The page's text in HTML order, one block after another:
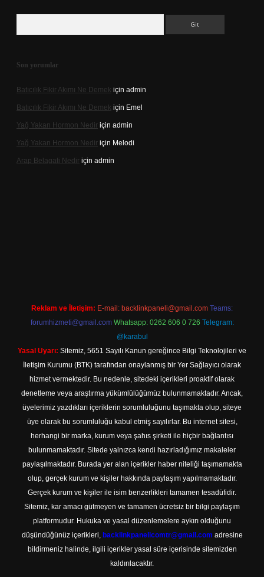
Son yorumlar
Batıcılık Fikir Akımı Ne Demek için admin
Batıcılık Fikir Akımı Ne Demek için Emel
Yağ Yakan Hormon Nedir için admin
Yağ Yakan Hormon Nedir için Melodi
Arap Belagati Nedir için admin
Reklam ve İletişim: E-mail: backlinkpaneli@gmail.com Teams:
forumhizmeti@gmail.com Whatsapp: 0262 606 0 726 Telegram:
@karabul
Yasal Uyarı: Sitemiz, 5651 Sayılı Kanun gereğince Bilgi Teknolojileri ve
İletişim Kurumu (BTK) tarafından onaylanmış bir Yer Sağlayıcı olarak
hizmet vermektedir. Bu nedenle, sitedeki içerikleri proaktif olarak
denetleme veya araştırma yükümlülüğümüz bulunmamaktadır. Ancak,
üyelerimiz yazdıkları içeriklerin sorumluluğunu taşımakta olup, siteye
üye olarak bu sorumluluğu kabul etmiş sayılırlar. Bu internet sitesi,
herhangi bir marka, kurum veya şahıs şirketi ile hiçbir bağlantısı
bulunmamaktadır. Sitede yalnızca kendi hazırladığımız makaleler
paylaşılmaktadır. Burada yer alan içerikler haber niteliği taşımamakta
olup, gerçek kurum ve kişiler hakkında paylaşım yapılmamaktadır.
Gerçek kurum ve kişiler ile isim benzerlikleri tamamen tesadüfidir.
Sitemiz, kar amacı gütmeyen ve tamamen ücretsiz bir bilgi paylaşım
platformudur. Hukuka ve yasal düzenlemelere aykırı olduğunu
düşündüğünüz içerikleri, backlinkpanelicomtr@gmail.com adresine
bildirmeniz halinde, ilgili içerikler yasal süre içerisinde sitemizden
kaldırılacaktır.